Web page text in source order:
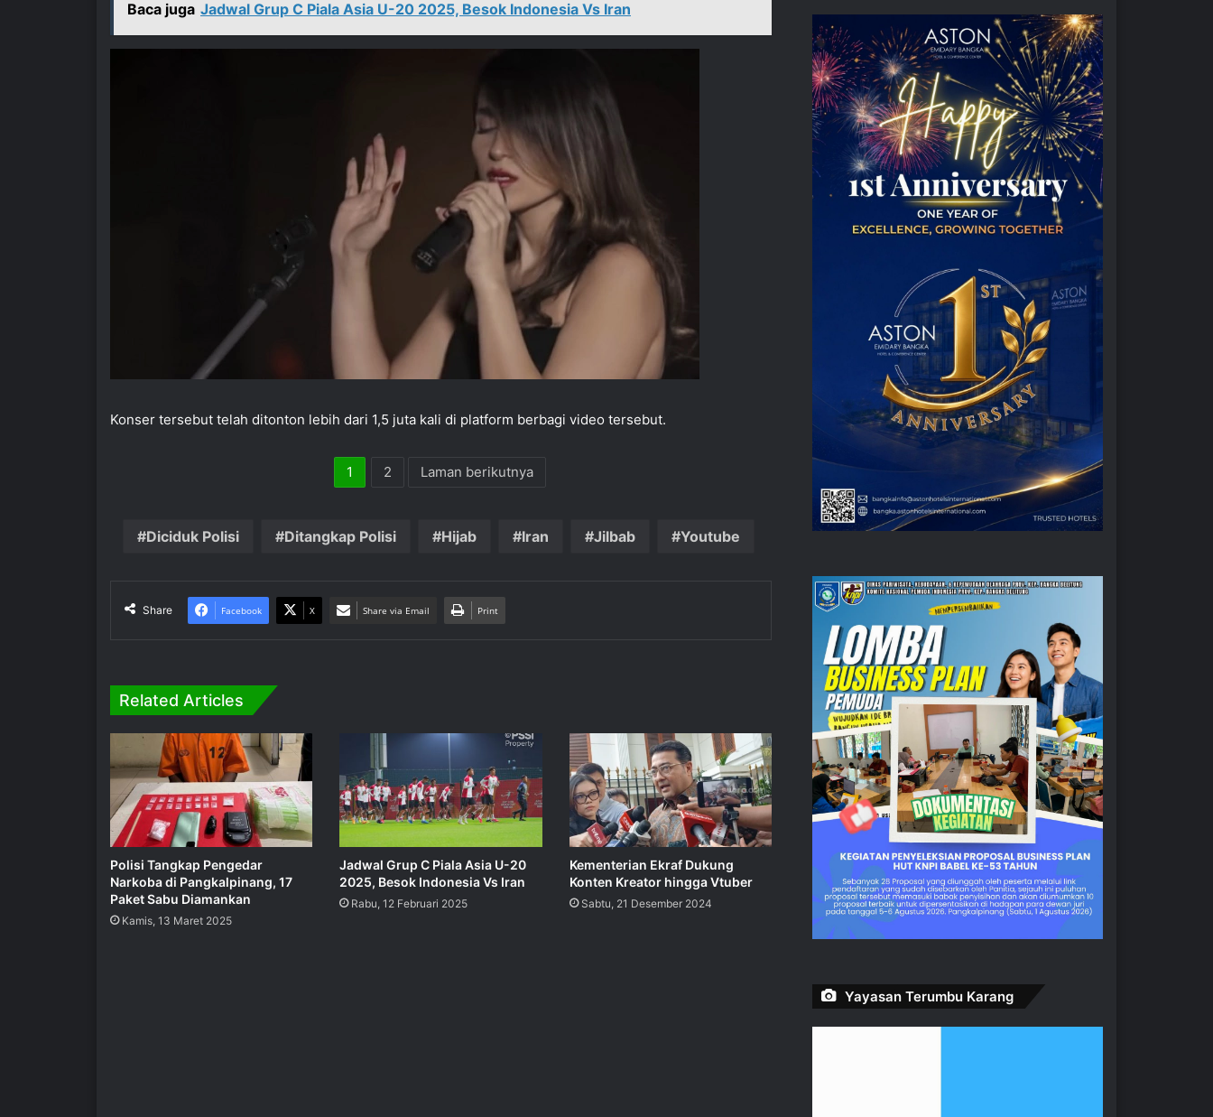
Baca juga Jadwal Grup C Piala Asia U-20 2025, Besok Indonesia Vs Iran
Konser tersebut telah ditonton lebih dari 1,5 juta kali di platform berbagi video tersebut.
1 2 Laman berikutnya
Diciduk Polisi Ditangkap Polisi Hijab Iran Jilbab Youtube
Share Facebook X Share via Email Print
Related Articles
Polisi Tangkap Pengedar
Narkoba di Pangkalpinang, 17
Paket Sabu Diamankan
Kamis, 13 Maret 2025
Jadwal Grup C Piala Asia U-20
2025, Besok Indonesia Vs Iran
Rabu, 12 Februari 2025
Kementerian Ekraf Dukung
Konten Kreator hingga Vtuber
Sabtu, 21 Desember 2024
Yayasan Terumbu Karang